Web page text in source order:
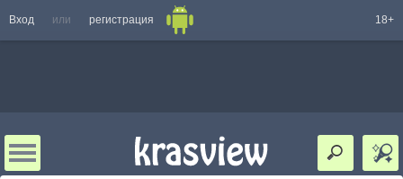
Вход или регистрация 18+